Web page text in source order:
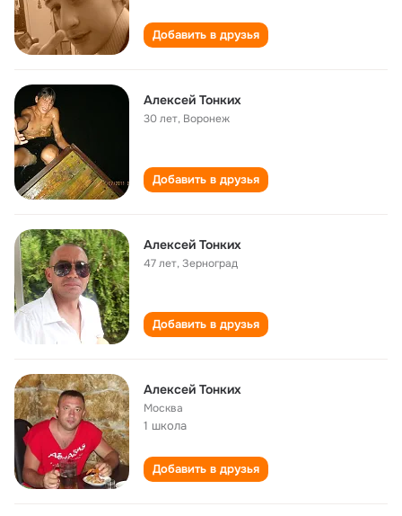
Добавить в друзья
Алексей Тонких
30 лет, Воронеж
Добавить в друзья
Алексей Тонких
47 лет,Зерноград
Добавить в друзья
Алексей Тонких
Москва
1 школа
Добавить в друзья